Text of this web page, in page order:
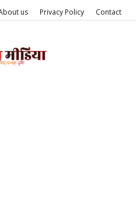
us Privacy Policy Contact